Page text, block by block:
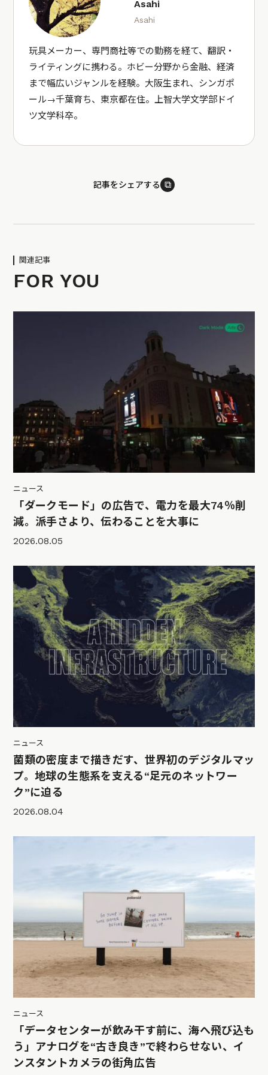
Asahi
Asahi
玩具メーカー、専門商社等での勤務を経て、翻訳・
ライティングに携わる。ホビー分野から金融、経済
まで幅広いジャンルを経験。大阪生まれ、シンガポ
ール→千葉育ち、東京都在住。上智大学文学部ドイ
ツ文学科卒。
記事をシェアする ⧉
関連記事
FOR YOU
ニュース
「ダークモード」の広告で、電力を最大74％削
減。派手さより、伝わることを大事に
2026.08.05
ニュース
菌類の密度まで描きだす、世界初のデジタルマッ
プ。地球の生態系を支える“足元のネットワー
ク”に迫る
2026.08.04
ニュース
「データセンターが飲み干す前に、海へ飛び込も
う」アナログを“古き良き”で終わらせない、イ
ンスタントカメラの街角広告